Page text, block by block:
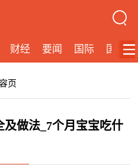
财经 要闻 国际 国内
页
做法_7个月宝宝吃什